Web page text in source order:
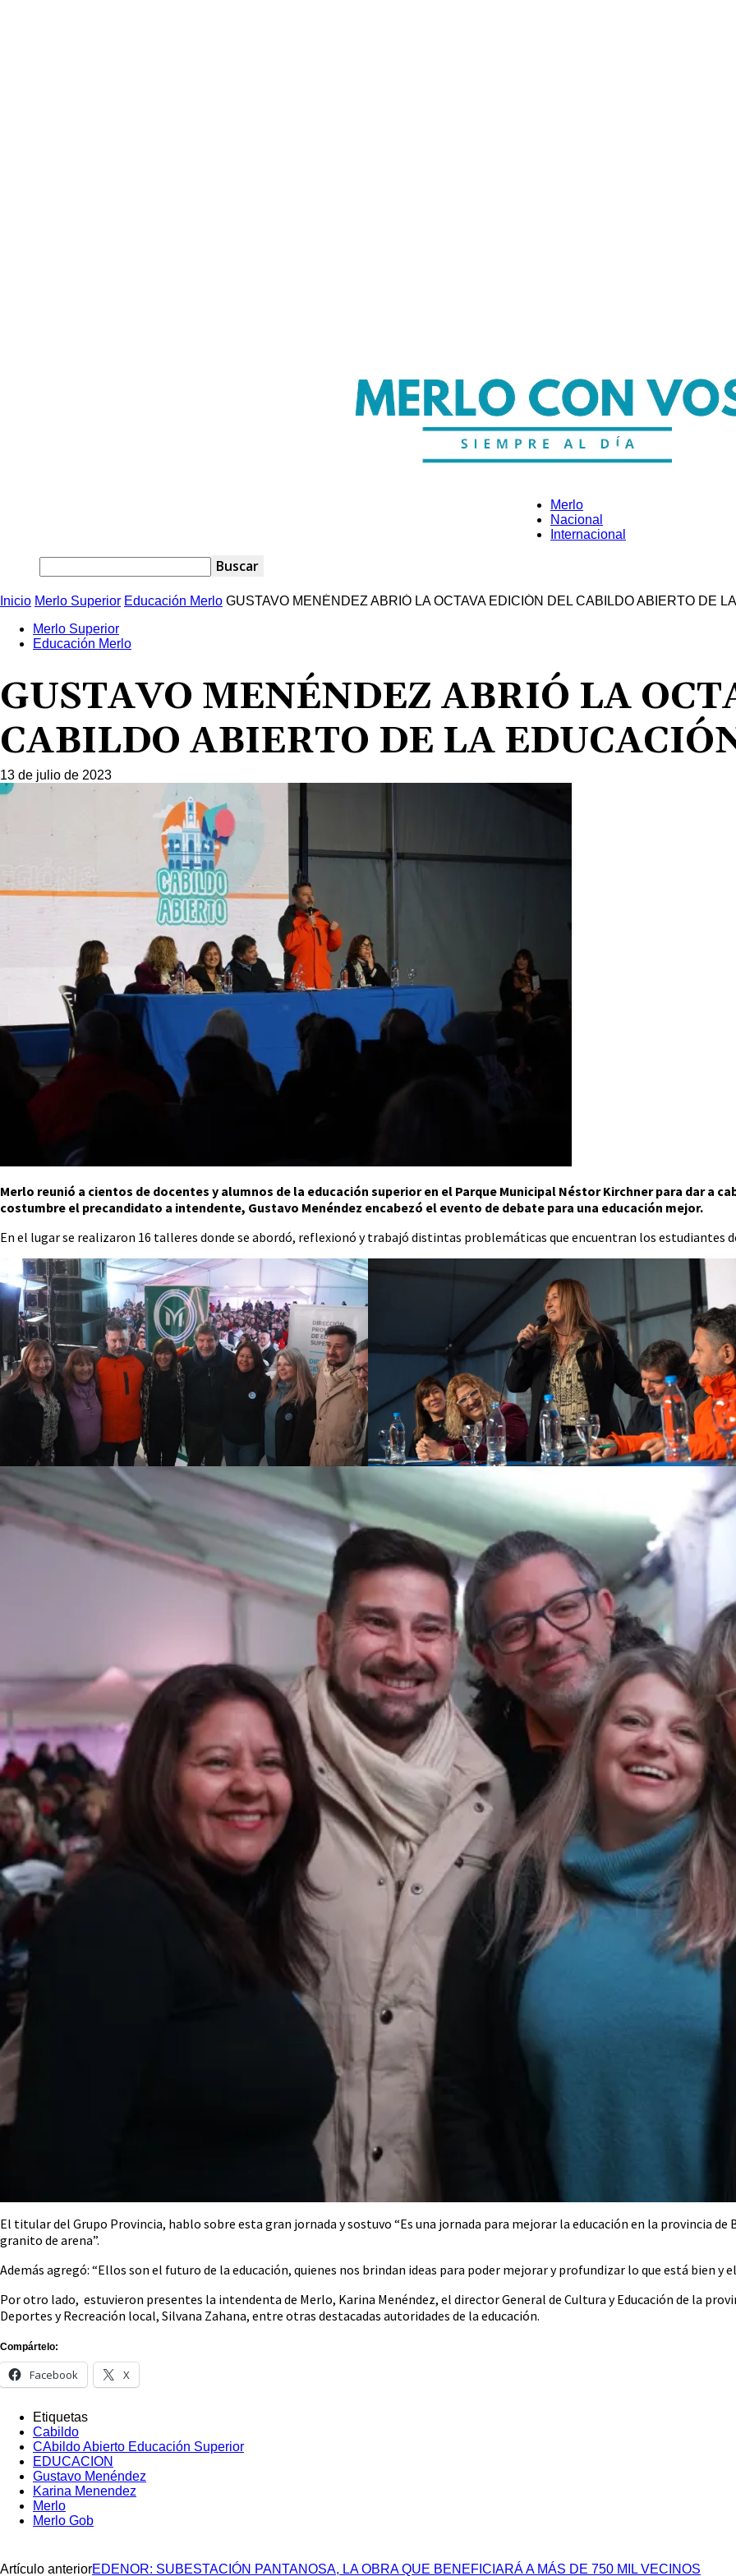
Merlo
Vos
Merlo
Nacional
Internacional
Inicio Merlo Superior Educación Merlo GUSTAVO MENÉNDEZ ABRIÓ LA OCTAVA EDICIÓN DEL CABILDO ABIERTO DE
Merlo Superior
Educación Merlo
GUSTAVO MENÉNDEZ ABRIÓ LA
CABILDO ABIERTO DE LA
13 de julio de 2023
Merlo reunió a cientos de docentes y alumnos de la educación superior en el Parque Municipal Néstor Kirchner para dar a
costumbre el precandidato a intendente, Gustavo Menéndez encabezó el evento de debate para una educación mejor.
En el lugar se realizaron 16 talleres donde se abordó, reflexionó y trabajó distintas problemáticas que encuentran los estudiantes
El titular del Grupo Provincia, hablo sobre esta gran jornada y sostuvo “Es una jornada para mejorar la educación en la provincia
granito de arena”.
Además agregó: “Ellos son el futuro de la educación, quienes nos brindan ideas para poder mejorar y profundizar lo que está bien y
Por otro lado, estuvieron presentes la intendenta de Merlo, Karina Menéndez, el director General de Cultura y Educación de la
Deportes y Recreación local, Silvana Zahana, entre otras destacadas autoridades de la educación.
Compártelo:
Facebook X
Etiquetas
Cabildo
CAbildo Abierto Educación Superior
EDUCACION
Gustavo Menéndez
Karina Menendez
Merlo
Merlo Gob
Artículo anteriorEDENOR: SUBESTACIÓN PANTANOSA, LA OBRA QUE BENEFICIARÁ A MÁS DE 750 MIL VECINOS